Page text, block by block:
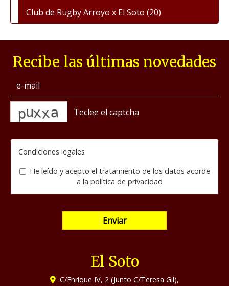
Club de Rugby Arroyo x El Soto (20)
Recibe las últimas novedades
Condiciones legales
He leído y acepto el tratamiento de los datos acorde
a la política de privacidad
Enviar
El Soto
C/Enrique IV, 2 (Junto C/Teresa Gil),